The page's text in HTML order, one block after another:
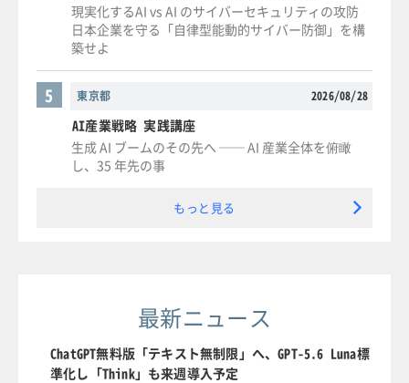
現実化するAI vs AI のサイバーセキュリティの攻防
日本企業を守る「自律型能動的サイバー防御」を構
築せよ
東京都 2026/08/28
5
AI産業戦略 実践講座
生成 AI ブームのその先へ ── AI 産業全体を俯瞰
し、35 年先の事
もっと見る
最新ニュース
ChatGPT無料版「テキスト無制限」へ、GPT-5.6 Luna標
準化し「Think」も来週導入予定